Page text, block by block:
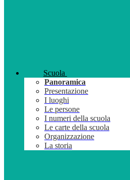
Scuola
Panoramica
Presentazione
I luoghi
Le persone
I numeri della scuola
Le carte della scuola
Organizzazione
La storia